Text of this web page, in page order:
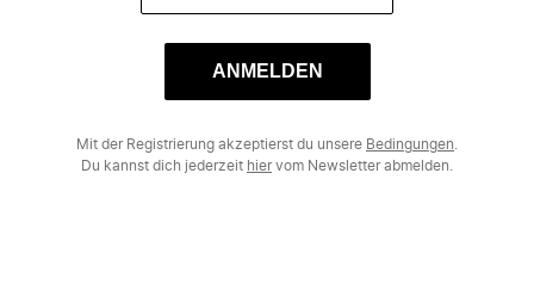
ANMELDEN
Mit der Registrierung akzeptierst du unsere Bedingungen
Du kannst dich jederzeit hiervom Newsletter abmelden.